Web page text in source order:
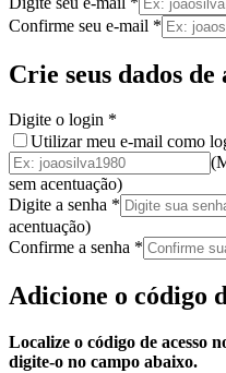
Confirme seu e-mail *
Crie seus dados de
Digite o login *
Utilizar meu e-mail como
sem acentuação)
Digite a senha *
acentuação)
Confirme a senha *
Adicione o código
Localize o código de acesso
digite-o no campo abaixo.